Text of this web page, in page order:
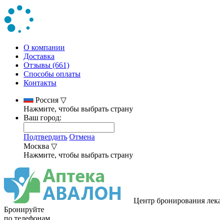
О компании
Доставка
Отзывы (661)
Способы оплаты
Контакты
Россия ▽
Нажмите, чтобы выбрать страну
Ваш город:
Подтвердить Отмена
Москва ▽
Нажмите, чтобы выбрать страну
Центр бронирования
Бронируйте
по телефонам